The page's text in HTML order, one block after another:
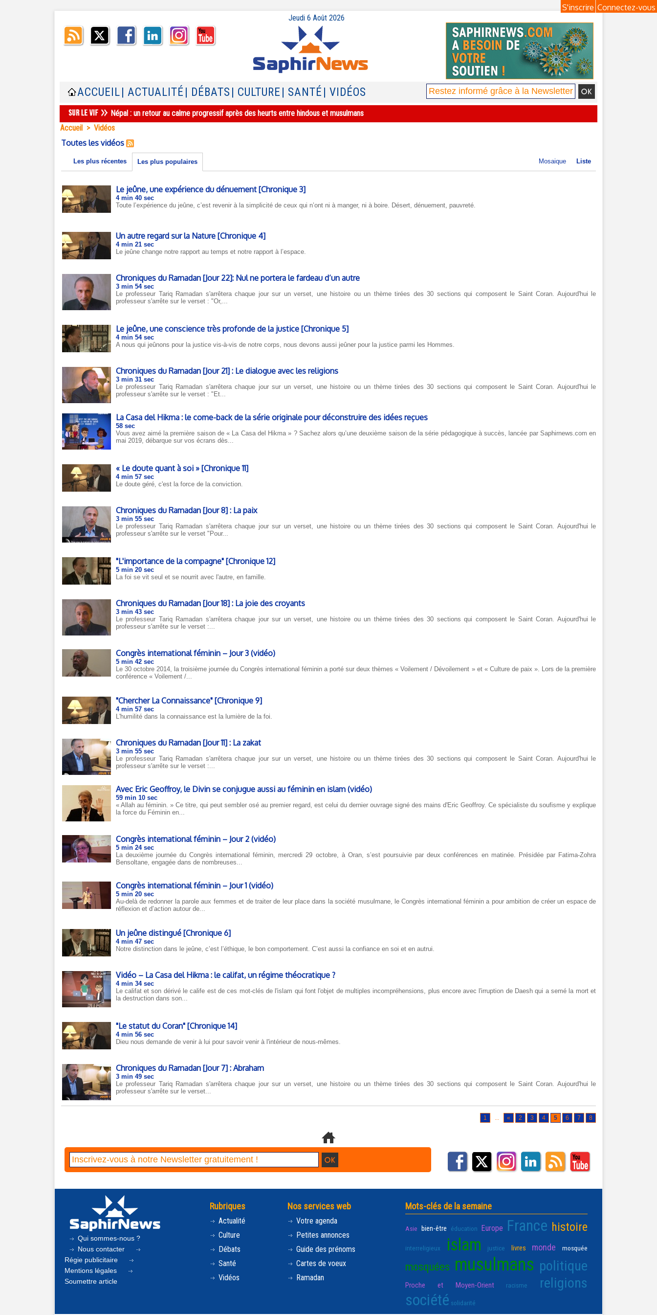
Connectez-vous
S'inscrire
Jeudi 6 Août 2026
ACCUEIL | ACTUALITÉ | DÉBATS | CULTURE | SANTÉ | VIDÉOS
Népal : un retour au calme progressif après des heurts entre hindous et musulmans
Accueil > Vidéos
Toutes les vidéos
Les plus récentes Les plus populaires Liste
Mosaique
Le jeûne, une expérience du dénuement [Chronique 3]
4 min 40 sec
Toute l’expérience du jeûne, c’est revenir à la simplicité de ceux qui n’ont ni à manger, ni à boire. Désert, dénuement, pauvreté.
Un autre regard sur la Nature [Chronique 4]
4 min 21 sec
Le jeûne change notre rapport au temps et notre rapport à l’espace.
Chroniques du Ramadan [Jour 22]: Nul ne portera le fardeau d‘un autre
3 min 54 sec
Le professeur Tariq Ramadan s'arrêtera chaque jour sur un verset, une histoire ou un thème tirées des 30 sections qui composent le Saint Coran. Aujourd'hui le
professeur s'arrête sur le verset : "Or,...
Le jeûne, une conscience très profonde de la justice [Chronique 5]
4 min 54 sec
A nous qui jeûnons pour la justice vis-à-vis de notre corps, nous devons aussi jeûner pour la justice parmi les Hommes.
Chroniques du Ramadan [Jour 21] : Le dialogue avec les religions
3 min 31 sec
Le professeur Tariq Ramadan s'arrêtera chaque jour sur un verset, une histoire ou un thème tirées des 30 sections qui composent le Saint Coran. Aujourd'hui le
professeur s'arrête sur le verset : "Et...
La Casa del Hikma : le come-back de la série originale pour déconstruire des idées reçues
58 sec
Vous avez aimé la première saison de « La Casa del Hikma » ? Sachez alors qu’une deuxième saison de la série pédagogique à succès, lancée par Saphirnews.com en
mai 2019, débarque sur vos écrans dès...
« Le doute quant à soi » [Chronique 11]
4 min 57 sec
Le doute géré, c'est la force de la conviction.
Chroniques du Ramadan [Jour 8] : La paix
3 min 55 sec
Le professeur Tariq Ramadan s'arrêtera chaque jour sur un verset, une histoire ou un thème tirées des 30 sections qui composent le Saint Coran. Aujourd'hui le
professeur s'arrête sur le verset "Pour...
"L'importance de la compagne" [Chronique 12]
5 min 20 sec
La foi se vit seul et se nourrit avec l'autre, en famille.
Chroniques du Ramadan [Jour 18] : La joie des croyants
3 min 43 sec
Le professeur Tariq Ramadan s'arrêtera chaque jour sur un verset, une histoire ou un thème tirées des 30 sections qui composent le Saint Coran. Aujourd'hui le
professeur s'arrête sur le verset :...
Congrès international féminin – Jour 3 (vidéo)
5 min 42 sec
Le 30 octobre 2014, la troisième journée du Congrès international féminin a porté sur deux thèmes « Voilement / Dévoilement » et « Culture de paix ». Lors de la première
conférence « Voilement /...
"Chercher La Connaissance" [Chronique 9]
4 min 57 sec
L'humilité dans la connaissance est la lumière de la foi.
Chroniques du Ramadan [Jour 11] : La zakat
3 min 55 sec
Le professeur Tariq Ramadan s'arrêtera chaque jour sur un verset, une histoire ou un thème tirées des 30 sections qui composent le Saint Coran. Aujourd'hui le
professeur s'arrête sur le verset :...
Avec Eric Geoffroy, le Divin se conjugue aussi au féminin en islam (vidéo)
59 min 10 sec
« Allah au féminin. » Ce titre, qui peut sembler osé au premier regard, est celui du dernier ouvrage signé des mains d'Eric Geoffroy. Ce spécialiste du soufisme y explique
la force du Féminin en...
Congrès international féminin – Jour 2 (vidéo)
5 min 24 sec
La deuxième journée du Congrès international féminin, mercredi 29 octobre, à Oran, s’est poursuivie par deux conférences en matinée. Présidée par Fatima-Zohra
Bensoltane, engagée dans de nombreuses...
Congrès international féminin – Jour 1 (vidéo)
5 min 20 sec
Au-delà de redonner la parole aux femmes et de traiter de leur place dans la société musulmane, le Congrès international féminin a pour ambition de créer un espace de
réflexion et d’action autour de...
Un jeûne distingué [Chronique 6]
4 min 47 sec
Notre distinction dans le jeûne, c’est l’éthique, le bon comportement. C’est aussi la confiance en soi et en autrui.
Vidéo – La Casa del Hikma : le califat, un régime théocratique ?
4 min 34 sec
Le califat et son dérivé le calife est de ces mot-clés de l'islam qui font l'objet de multiples incompréhensions, plus encore avec l'irruption de Daesh qui a semé la mort et
la destruction dans son...
"Le statut du Coran" [Chronique 14]
4 min 56 sec
Dieu nous demande de venir à lui pour savoir venir à l'intérieur de nous-mêmes.
Chroniques du Ramadan [Jour 7] : Abraham
3 min 49 sec
Le professeur Tariq Ramadan s'arrêtera chaque jour sur un verset, une histoire ou un thème tirées des 30 sections qui composent le Saint Coran. Aujourd'hui le
professeur s'arrête sur le verset...
1 « 2 3 4 5 6 7 8
Qui sommes-nous ?
Nous contacter
Régie publicitaire
Mentions légales
Soumettre article
Rubriques
Actualité
Culture
Débats
Santé
Vidéos
Nos services web
Votre agenda
Petites annonces
Guide des prénoms
Cartes de voeux
Ramadan
Mots-clés de la semaine
Asie bien-être éducation Europe France histoire
interreligieux islam justice livres monde mosquée
mosquées musulmans politique
Proche et Moyen-Orient racisme religions
société solidarité